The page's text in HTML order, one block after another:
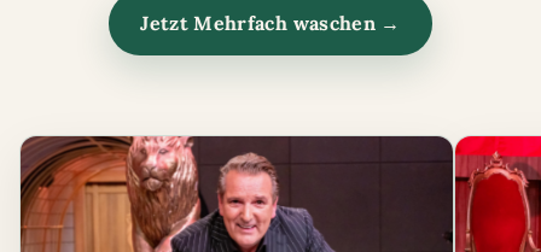
Jetzt Mehrfach waschen →